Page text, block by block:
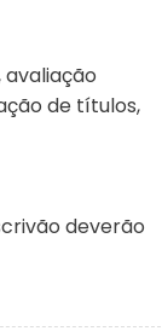
de títulos,
deverão